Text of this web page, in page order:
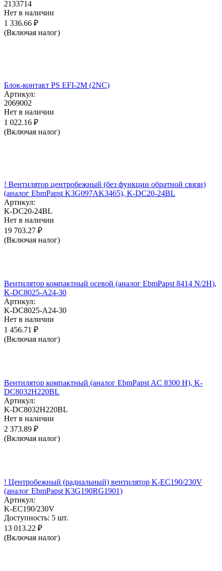
2133714
Нет в наличии
1 336.66 ₽
(Включая налог)
Блок-контакт PS EFI-2M (2NC)
Артикул:
2069002
Нет в наличии
1 022.16 ₽
(Включая налог)
! Вентилятор центробежный (без функции обратной связи)
(аналог EbmPapst K3G097AK3465), K-DC20-24BL
Артикул:
K-DC20-24BL
Нет в наличии
19 703.27 ₽
(Включая налог)
Вентилятор компактный осевой (аналог EbmPapst 8414 N/2H),
K-DC8025-A24-30
Артикул:
K-DC8025-A24-30
Нет в наличии
1 456.71 ₽
(Включая налог)
Вентилятор компактный (аналог EbmPapst AC 8300 H), K-
DC8032H220BL
Артикул:
K-DC8032H220BL
Нет в наличии
2 373.89 ₽
(Включая налог)
! Центробежный (радиальный) вентилятор K-EC190/230V
(аналог EbmPapst K3G190RG1901)
Артикул:
K-EC190/230V
Доступность: 5 шт.
13 013.22 ₽
(Включая налог)